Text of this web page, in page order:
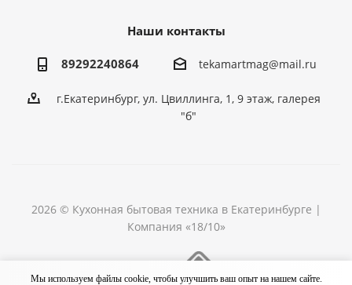
Наши контакты
89292240864 tekamartmag@mail.ru
г.Екатеринбург, ул. Цвиллинга, 1, 9 этаж, галерея
"б"
2026 © Кухонная бытовая техника в Екатеринбурге |
Компания «18/10»
Мы используем файлы cookie, чтобы улучшить ваш опыт на нашем сайте.